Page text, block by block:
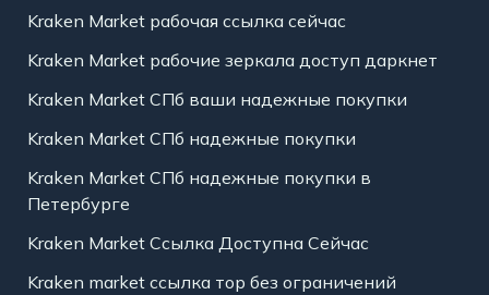
Kraken Market рабочая ссылка сейчас
Kraken Market рабочие зеркала доступ даркнет
Kraken Market СПб ваши надежные покупки
Kraken Market СПб надежные покупки
Kraken Market СПб надежные покупки в
Петербурге
Kraken Market Ссылка Доступна Сейчас
Kraken market ссылка тор без ограничений